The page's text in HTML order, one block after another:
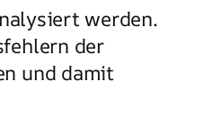
werden.
der
und damit